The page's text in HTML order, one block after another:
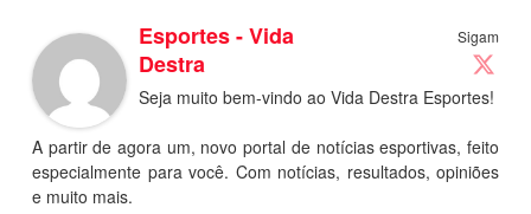
Sigam
Esportes - Vida
Destra
Seja muito bem-vindo ao Vida Destra Esportes!
A partir de agora um, novo portal de notícias esportivas, feito
especialmente para você. Com notícias, resultados, opiniões
e muito mais.